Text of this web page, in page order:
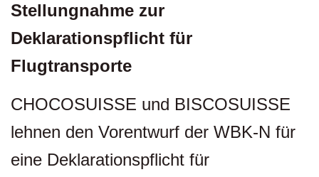
Stellungnahme zur
Deklarationspflicht für
Flugtransporte
CHOCOSUISSE und BISCOSUISSE
lehnen den Vorentwurf der WBK-N für
eine Deklarationspflicht für